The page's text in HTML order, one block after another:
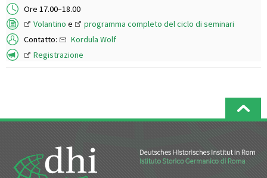
Ore 17.00–18.00
Volantino e
programma completo del ciclo di seminari
Contatto:
Kordula Wolf
Registrazione